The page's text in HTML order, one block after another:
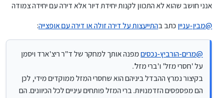
אנני חושב שהוא לא התכוון לקנות יחידת דיור אלא דירה עם יחידה צמודה
@מבין-ענייןכתב בהתייעצות על דירה זולה או דירה עם אופצייה:
@מרים-הורביץ-נכסיםמפנה אותך למחקר של ד"ר ריצ'ארד ויסמן
על 'חסרי מזל' ו'ברי מזל'.
בקיצור נמרץ ההבדל ביניהם הוא שחסרי המזל ממוקדים מידי, לכן
הם מפספסים הזדמנויות. ברי המזל פותחים עיניים לכל הכיוונים. הם